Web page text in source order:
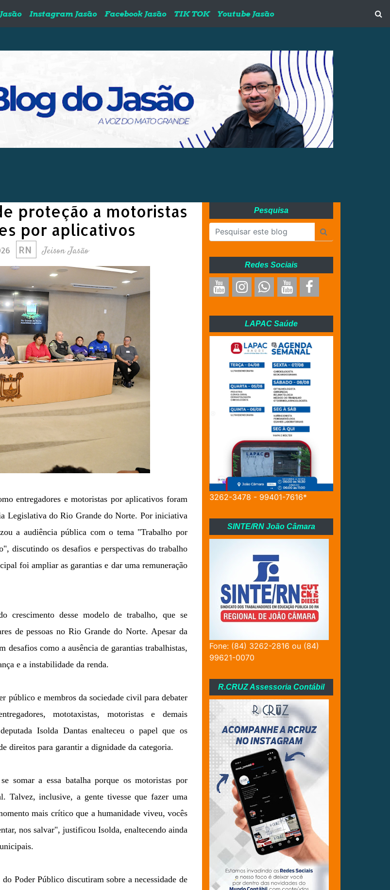
Instagram Jasão Facebook Jasão TIK TOK Youtube Jasão
proteção a motoristas
por aplicativos
RN Jeison Jasão
entregadores e motoristas por aplicativos foram
Legislativa do Rio Grande do Norte. Por iniciativa
a audiência pública com o tema "Trabalho por
discutindo os desafios e perspectivas do trabalho
foi ampliar as garantias e dar uma remuneração
crescimento desse modelo de trabalho, que se
de pessoas no Rio Grande do Norte. Apesar da
desafios como a ausência de garantias trabalhistas,
e a instabilidade da renda.
público e membros da sociedade civil para debater
mototaxistas, motoristas e demais
Isolda Dantas enalteceu o papel que os
direitos para garantir a dignidade da categoria.
somar a essa batalha porque os motoristas por
Talvez, inclusive, a gente tivesse que fazer uma
mais crítico que a humanidade viveu, vocês
nos salvar", justificou Isolda, enaltecendo ainda
Poder Público discutiram sobre a necessidade de
Pesquisa
Redes Sociais
LAPAC Saúde
3262-3478 - 99401-7616*
SINTE/RN João Câmara
Fone: (84) 3262-2816 ou (84)
99621-0070
R.CRUZ Assessoria Contábil